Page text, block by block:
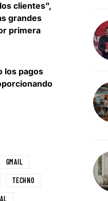
clientes”,
grandes
primera
los pagos
GMAIL
TECHNO